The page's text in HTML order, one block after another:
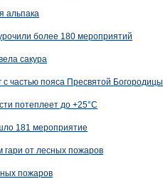
альпака
более 180 мероприятий
сакура
с частью пояса Пресвятой Богородицы
потеплеет до +25°C
181 мероприятие
гари от лесных пожаров
пожаров